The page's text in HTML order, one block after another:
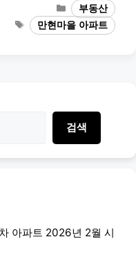
Categories
부동산
Tags만현마을 아파트
검색
아파트 2026년 2월 시